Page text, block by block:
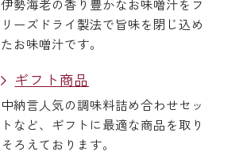
伊勢海老の香り豊かなお味噌汁をフ
リーズドライ製法で旨味を閉じ込め
たお味噌汁です。
ギフト商品
中納言人気の調味料詰め合わせセッ
トなど、ギフトに最適な商品を取り
そろえております。